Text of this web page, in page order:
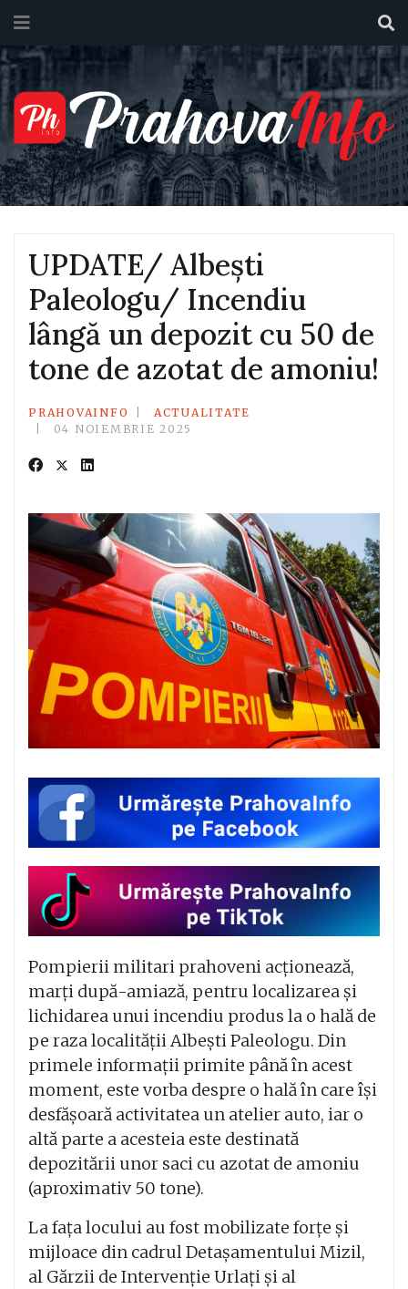
UPDATE/ Albești
Paleologu/ Incendiu
lângă un depozit cu 50 de
tone de azotat de amoniu!
PRAHOVAINFO
ACTUALITATE
04 NOIEMBRIE 2025
Pompierii militari prahoveni acționează,
marți după-amiază, pentru localizarea și
lichidarea unui incendiu produs la o hală de
pe raza localității Albești Paleologu. Din
primele informații primite până în acest
moment, este vorba despre o hală în care își
desfășoară activitatea un atelier auto, iar o
altă parte a acesteia este destinată
depozitării unor saci cu azotat de amoniu
(aproximativ 50 tone).
La fața locului au fost mobilizate forțe și
mijloace din cadrul Detașamentului Mizil,
al Gărzii de Intervenție Urlați și al